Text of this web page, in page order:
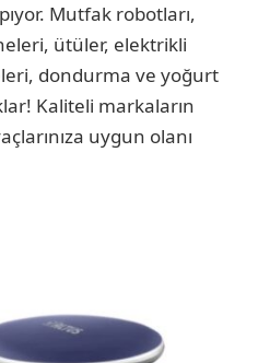
Mutfak robotları,
ütüler, elektrikli
dondurma ve yoğurt
Kaliteli markaların
uygun olanı